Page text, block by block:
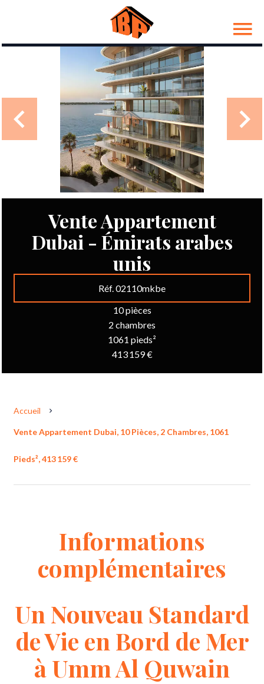
Vente Appartement
Dubai - Émirats arabes
unis
Réf. 02110mkbe
10 pièces
2 chambres
1061 pieds²
413 159 €
Accueil
Vente Appartement Dubai, 10 Pièces, 2 Chambres, 1061
Pieds², 413 159 €
Informations
complémentaires
Un Nouveau Standard
de Vie en Bord de Mer
à Umm Al Quwain